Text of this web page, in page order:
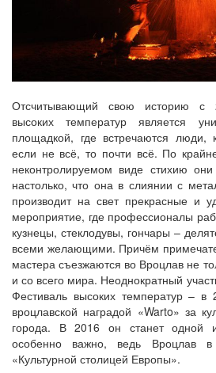
Отсчитывающий свою историю с
высоких температур является
площадкой, где встречаются люди,
если не всё, то почти всё. По
неконтролируемом виде стихию
настолько, что она в слиянии с
производит на свет прекрасные и
мероприятие, где профессионалы
кузнецы, стеклодувы, гончары –
всеми желающими. Причём
мастера съезжаются во Вроцлав не
и со всего мира. Неоднократный
Фестиваль высоких температур – в
вроцлавской наградой «Warto» за
города. В 2016 он станет одной
особенно важно, ведь Вроцлав в
«Культурной столицей Европы».